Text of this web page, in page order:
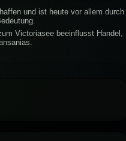
und ist heute vor allem durch
Victoriasee beeinflusst Handel,